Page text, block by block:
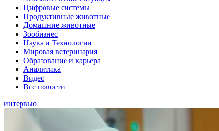
Цифровые системы
Продуктивные животные
Домашние животные
Зообизнес
Наука и Технологии
Мировая ветеринария
Образование и карьера
Аналитика
Видео
Все новости
интервью